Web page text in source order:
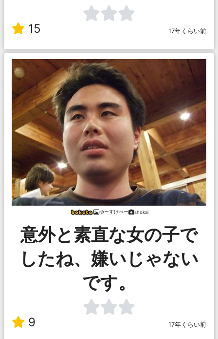
15 17年くらい前
ゆーすけべー shokai
意外と素直な女の子で
したね、嫌いじゃない
です。
9 17年くらい前